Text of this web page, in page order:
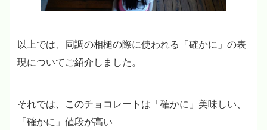
以上では、同調の相槌の際に使われる「確かに」の表
現についてご紹介しました。
それでは、このチョコレートは「確かに」美味しい、
「確かに」値段が高い